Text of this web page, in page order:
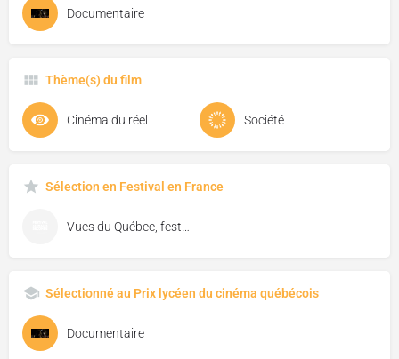
Documentaire
Thème(s) du film
Cinéma du réel Société
Sélection en Festival en France
Sélectionné au Prix lycéen du cinéma québécois
Documentaire